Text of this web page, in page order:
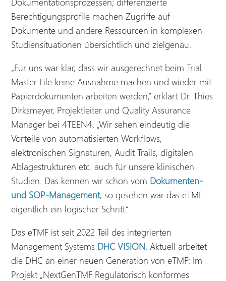
Berechtigungsprofile machen Zugriffe auf
Dokumente und andere Ressourcen in komplexen
Studiensituationen übersichtlich und zielgenau.
„Für uns war klar, dass wir ausgerechnet beim Trial
Master File keine Ausnahme machen und wieder mit
Papierdokumenten arbeiten werden,“ erklärt Dr. Thies
Dirksmeyer, Projektleiter und Quality Assurance
Manager bei 4TEEN4. „Wir sehen eindeutig die
Vorteile von automatisierten Workflows,
elektronischen Signaturen, Audit Trails, digitalen
Ablagestrukturen etc. auch für unsere klinischen
Studien. Das kennen wir schon vom Dokumenten-
und SOP-Management; so gesehen war das eTMF
eigentlich ein logischer Schritt.“
Das eTMF ist seit 2022 Teil des integrierten
Management Systems DHC VISION. Aktuell arbeitet
die DHC an einer neuen Generation von eTMF: Im
Projekt „NextGenTMF Regulatorisch konformes